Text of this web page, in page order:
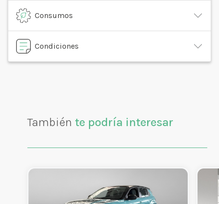
Consumos
Condiciones
También te podría interesar